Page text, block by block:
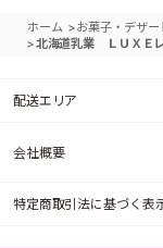
ホーム >お菓子・デザー
>北海道乳業 ＬＵＸＥ
配送エリア
会社概要
特定商取引法に基づく表